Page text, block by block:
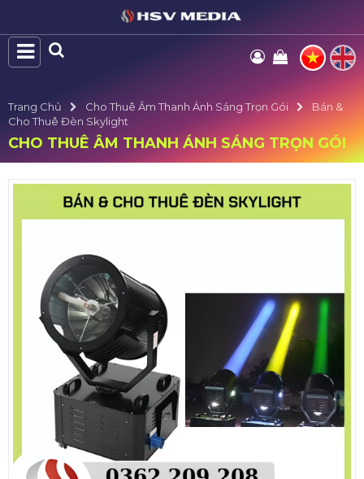
Trang Chủ Cho Thuê Âm Thanh Ánh Sáng Trọn Gói
Bán &
Cho Thuê Đèn Skylight
CHO THUÊ ÂM THANH ÁNH SÁNG TRỌN GÓI